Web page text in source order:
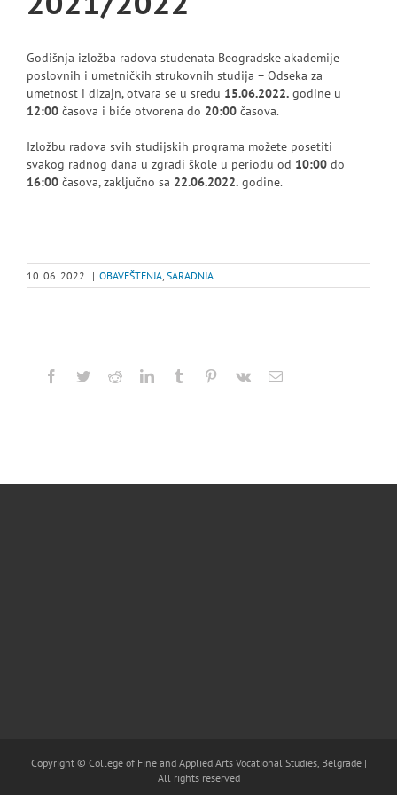
Godišnja izložba radova studenata Beogradske akademije
poslovnih i umetničkih strukovnih studija – Odseka za
umetnost i dizajn, otvara se u sredu 15.06.2022.godine u
12:00časova i biće otvorena do 20:00časova.
Izložbu radova svih studijskih programa možete posetiti
svakog radnog dana u zgradi škole u periodu od 10:00do
16:00časova, zaključno sa 22.06.2022.godine.
10. 06. 2022. | OBAVEŠTENJA SARADNJA
Facebook
TwitterRedditLinkedInTumblr Pinterest
Vk Email
Copyright © College of Fine and Applied Arts Vocational Studies, Belgrade |
All rights reserved